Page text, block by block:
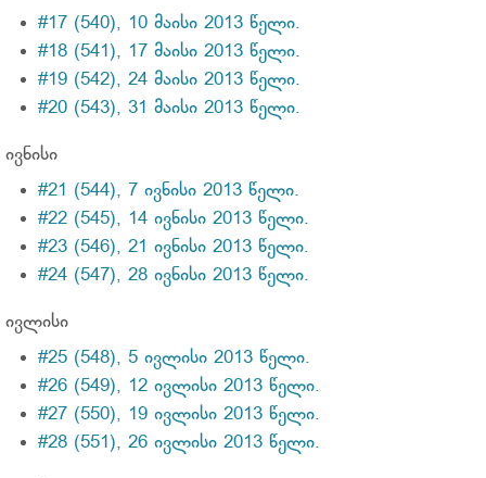
#17 (540), 10 მაისი 2013 წელი.
#18 (541), 17 მაისი 2013 წელი.
#19 (542), 24 მაისი 2013 წელი.
#20 (543), 31 მაისი 2013 წელი.
ივნისი
#21 (544), 7 ივნისი 2013 წელი.
#22 (545), 14 ივნისი 2013 წელი.
#23 (546), 21 ივნისი 2013 წელი.
#24 (547), 28 ივნისი 2013 წელი.
ივლისი
#25 (548), 5 ივლისი 2013 წელი.
#26 (549), 12 ივლისი 2013 წელი.
#27 (550), 19 ივლისი 2013 წელი.
#28 (551), 26 ივლისი 2013 წელი.